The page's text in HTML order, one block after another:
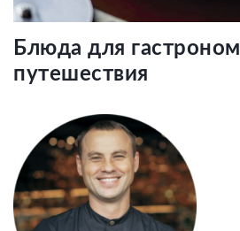
Блюда для
путешествия